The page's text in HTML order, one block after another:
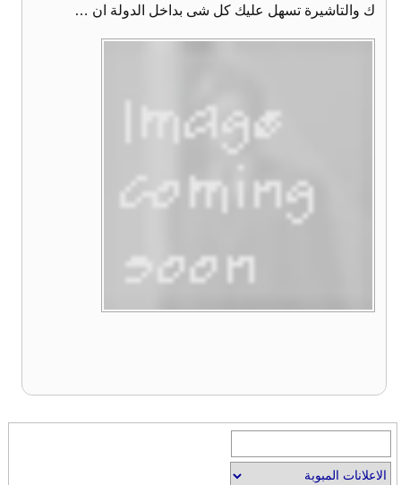
ك والتاشيرة تسهل عليك كل شى بداخل الدولة ان …